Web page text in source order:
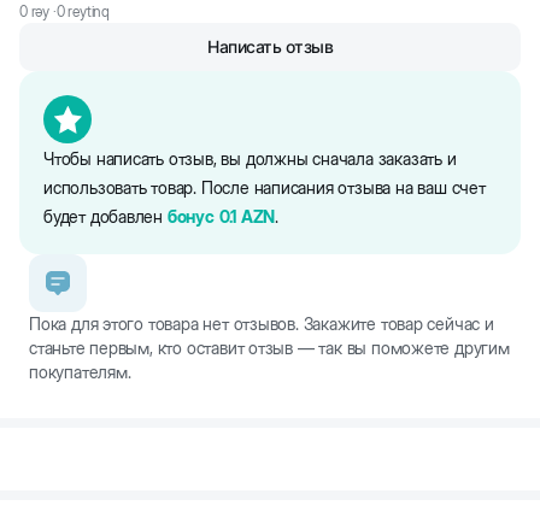
0rəy ·0reytinq
Чтобы написать отзыв, вы должны сначала заказать и
использовать товар. После написания отзыва на ваш счет
будет добавлен бонус 0.1 AZN.
Написать отзыв
Пока для этого товара нет отзывов. Закажите товар сейчас и
станьте первым, кто оставит отзыв — так вы поможете другим
покупателям.